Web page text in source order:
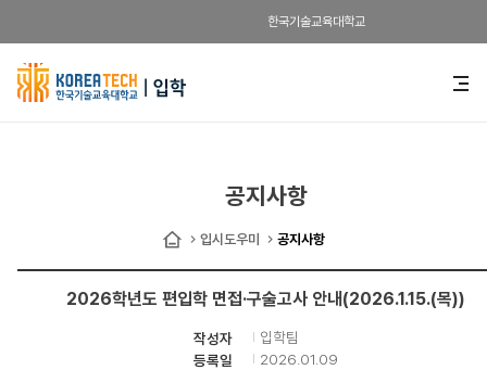
한국기술교육대학교
한
육
전
입시도우미 공지사항
공지사항
2026학년도 편입학 면접·구술고사 안내(2026.1.15.(목))
작성자
입학팀
등록일
2026.01.09